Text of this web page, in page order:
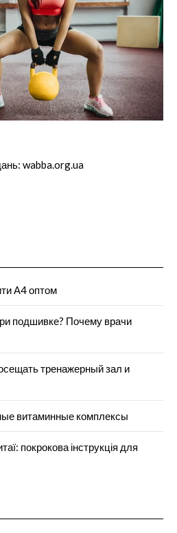
wabba.org.ua
А4 оптом
подшивке? Почему врачи
тренажерный зал и
витаминные комплексы
покрокова інструкція для